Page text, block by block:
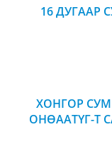
16 ДУГААР
ХОНГОР
ОНӨААТҮГ-Т